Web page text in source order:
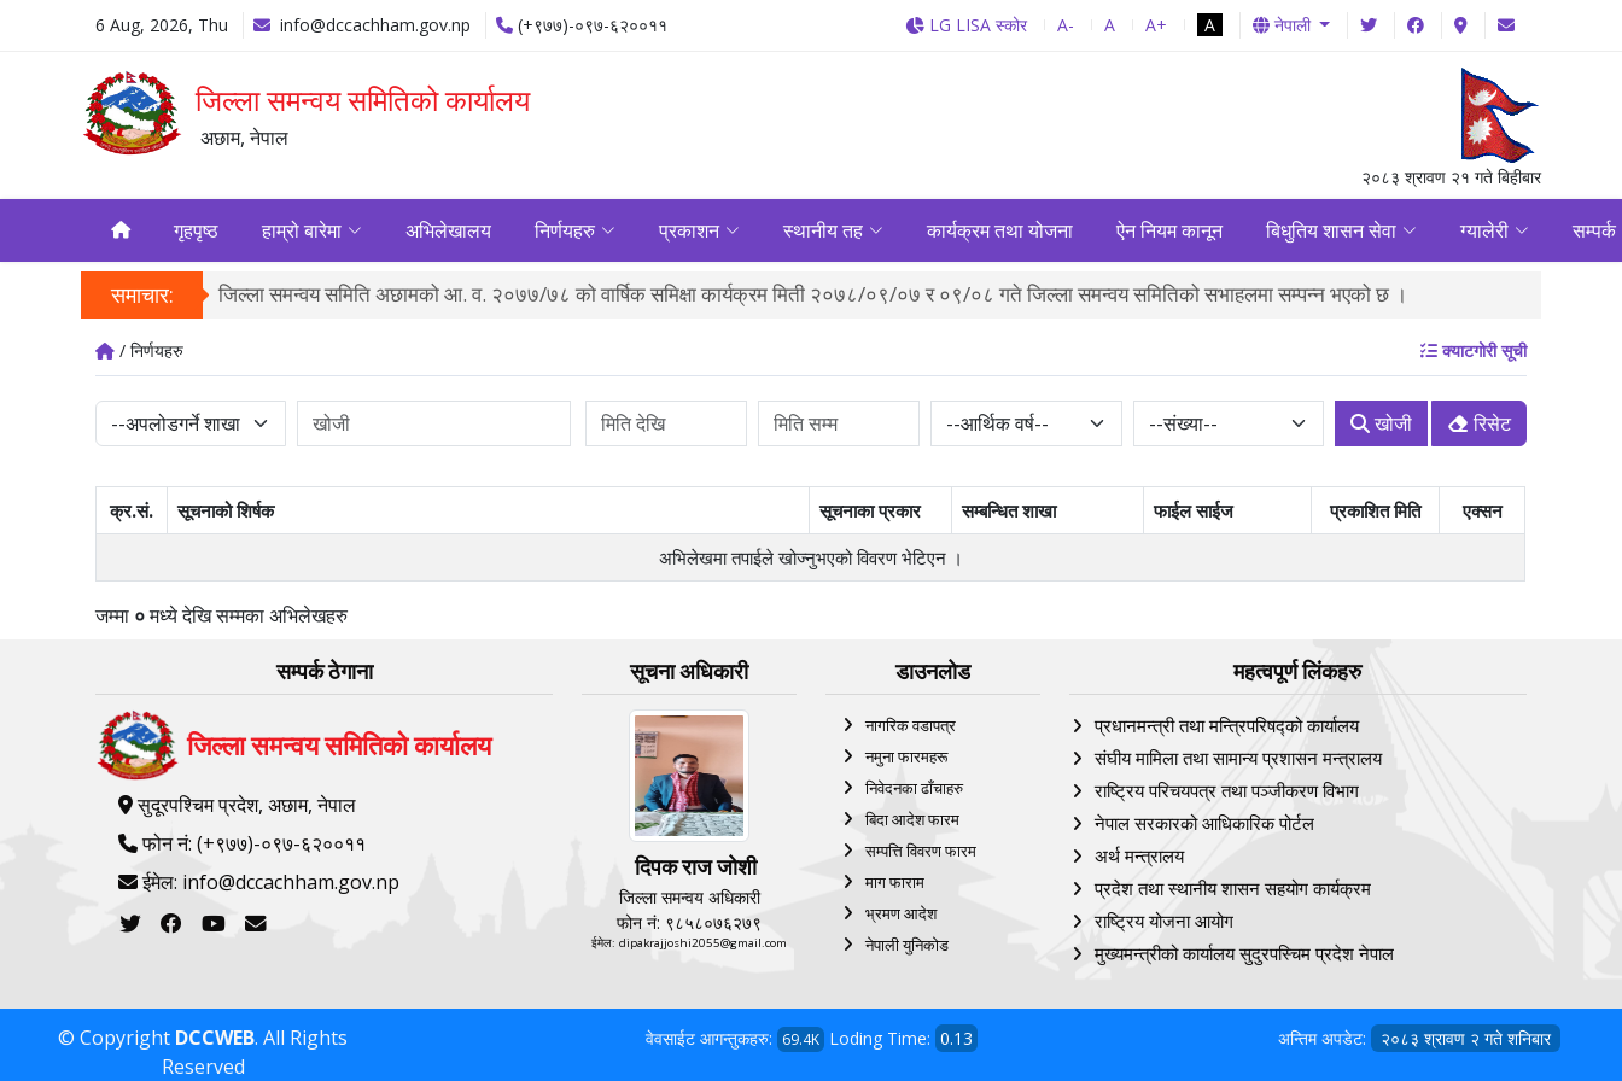
6 Aug, 2026, Thu info@dccachham.gov.np (+९७७)-०९७-६२००११ LG LISA स्कोर A- A A+ A नेपाली
जिल्ला समन्वय समितिको कार्यालय
अछाम, नेपाल
२०८३ श्रावण २१ गते बिहीबार
गृहपृष्ठ हाम्रो बारेमा अभिलेखालय निर्णयहरु प्रकाशन स्थानीय तह कार्यक्रम तथा योजना ऐन नियम कानून बिधुतिय शासन सेवा ग्यालेरी सम्पर्क
समाचार:
तथा अनुगमन... जिल्ला समन्वय समिति अछामको आ. व. २०७७/७८ को वार्षिक समिक्षा कार्यक्रम मिती २०७८/०९/०७ र ०९/०८ गते जिल्ला समन्वय समितिको सभाहलमा सम्पन्न भएको छ ।
/ निर्णयहरु क्याटगोरी सूची
खोजी रिसेट
क्र.सं. सूचनाको शिर्षक सूचनाका प्रकार सम्बन्धित शाखा फाईल साईज प्रकाशित मिति
एक्सन
अभिलेखमा तपाईले खोज्‍नुभएको विवरण भेटिएन ।
जम्मा ०मध्येदेखिसम्मका अभिलेखहरु
सम्पर्क ठेगाना
जिल्ला समन्वय समितिको कार्यालय
सुदूरपश्चिम प्रदेश, अछाम, नेपाल
फोन नं: (+९७७)-०९७-६२००११
ईमेल: info@dccachham.gov.np
सूचना अधिकारी
दिपक राज जोशी
जिल्ला समन्वय अधिकारी
फोन नं: ९८५८०७६२७९
ईमेल: dipakrajjoshi2055@gmail.com
डाउनलोड
नागरिक वडापत्र
नमुना फारमहरू
निवेदनका ढाँचाहरु
बिदा आदेश फारम
सम्पत्ति विवरण फारम
माग फाराम
भ्रमण आदेश
नेपाली युनिकोड
महत्वपूर्ण लिंकहरु
प्रधानमन्त्री तथा मन्त्रिपरिषद्को कार्यालय
संघीय मामिला तथा सामान्य प्रशासन मन्त्रालय
राष्ट्रिय परिचयपत्र तथा पञ्‍जीकरण विभाग
नेपाल सरकारको आधिकारिक पोर्टल
अर्थ मन्त्रालय
प्रदेश तथा स्थानीय शासन सहयोग कार्यक्रम
राष्ट्रिय योजना आयोग
मुख्यमन्त्रीको कार्यालय सुदुरपस्चिम प्रदेश नेपाल
© Copyright DCCWEB. All Rights
Reserved
वेवसाईट आगन्तुकहरु: 69.4K Loding Time: 0.13 अन्तिम अपडेट: २०८३ श्रावण २ गते शनिबार